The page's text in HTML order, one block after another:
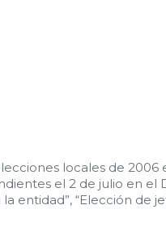
locales de 2006
el 2 de julio en el
“Elección de